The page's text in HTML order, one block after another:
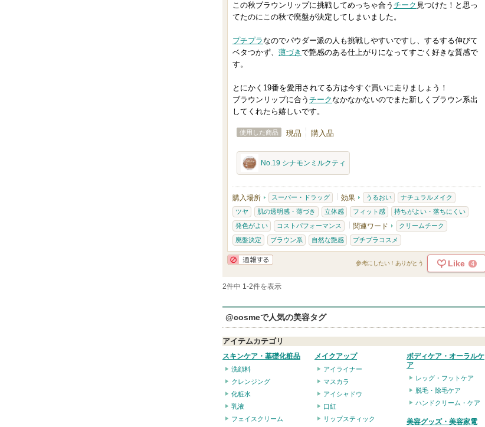
に
気
に
り
登
録
さ
て
ま
す
この秋ブラウンリップに挑戦してめっちゃ合う チーク 見つけた！と思っ
てたのにこの秋で廃盤が決定してしまいました。
プチプラなのでパウダー派の人も挑戦しやすいですし、するする伸びて
ベタつかず、 薄づき で艶感のある仕上がりになってすごく好きな質感で
す。
とにかく19番を愛用されてる方は今すぐ買いに走りましょう！
ブラウンリップに合う チークなかなかないのでまた新しくブラウン系出
してくれたら嬉しいです。
使用した商品 現品 購入品
No.19 シナモンミルクティ
購入場所 スーパー・ドラッグ 効果 うるおい
ナチュラルメイク
ツヤ
肌の透明感・薄づき 立体感 フィット感
持ちがよい・落ちにくい
発色がよい
コストパフォーマンス 関連ワード
クリームチーク
廃盤決定
ブラウン系 自然な艶感 プチプラコスメ
参考にしたい！ありがとう Like 4
2件中 1-2件を表示
@cosmeで人気の美容タグ
アイテムカテゴリ
スキンケア・基礎化粧品
洗顔料
クレンジング
化粧水
乳液
フェイスクリーム
メイクアップ
アイライナー
マスカラ
アイシャドウ
口紅
リップスティック
ボディケア・オーラルケ
ア
レッグ・フットケア
脱毛・除毛ケア
ハンドクリーム・ケア
美容グッズ・美容家電